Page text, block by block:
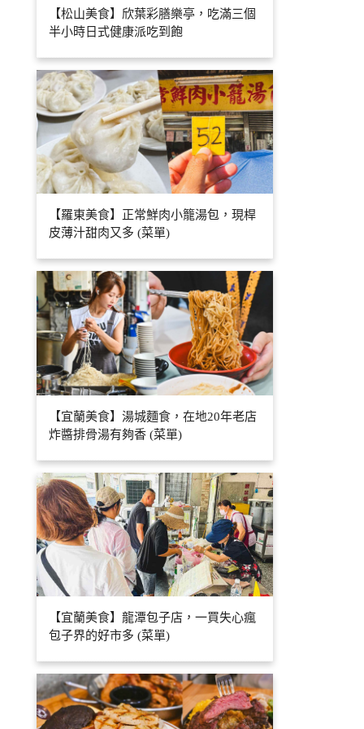
【松山美食】欣葉彩膳樂亭，吃滿三個
半小時日式健康派吃到飽
【羅東美食】正常鮮肉小籠湯包，現桿
皮薄汁甜肉又多 (菜單)
【宜蘭美食】湯城麵食，在地20年老店
炸醬排骨湯有夠香 (菜單)
【宜蘭美食】龍潭包子店，一買失心瘋
包子界的好市多 (菜單)